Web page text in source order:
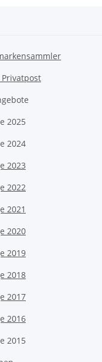
2025
2024
2023
2022
2021
2020
2019
2018
2017
2016
2015